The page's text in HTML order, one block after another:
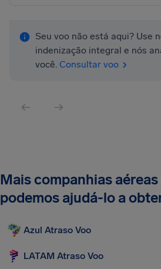
Seu voo não está aqui? Use
indenização integral e nós
você. Consultar voo
Mais companhias
podemos ajudá-lo a
Azul Atraso Voo
LATAM Atraso Voo